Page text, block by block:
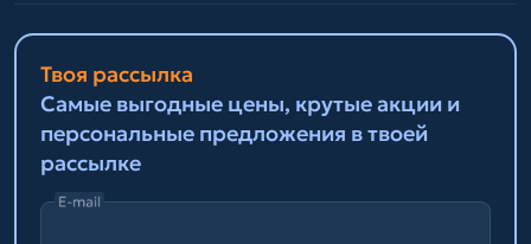
Твоя рассылка
Самые выгодные цены, крутые акции и
персональные предложения в твоей
рассылке
E-mail